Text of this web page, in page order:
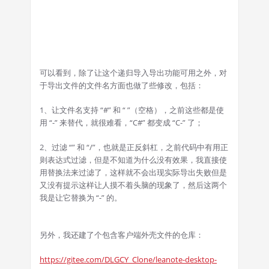
可以看到，除了让这个递归导入导出功能可用之外，对
于导出文件的文件名方面也做了些修改，包括：
1、让文件名支持 “#” 和 “ ”（空格），之前这些都是使
用 “-” 来替代，就很难看，“C#” 都变成 “C-” 了；
2、过滤 “” 和 “/”，也就是正反斜杠，之前代码中有用正
则表达式过滤，但是不知道为什么没有效果，我直接使
用替换法来过滤了，这样就不会出现实际导出失败但是
又没有提示这样让人摸不着头脑的现象了，然后这两个
我是让它替换为 “-” 的。
另外，我还建了个包含客户端外壳文件的仓库：
https://gitee.com/DLGCY_Clone/leanote-desktop-